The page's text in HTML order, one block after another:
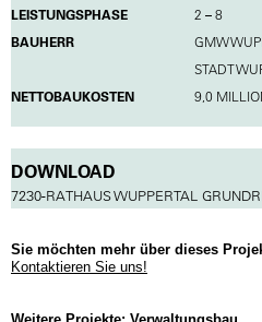
LEISTUNGSPHASE
2 – 8
BAUHERR
GMW
STADT
NETTOBAUKOSTEN
9,0
DOWNLOAD
7230-RATHAUS WUPPERTAL
Sie möchten mehr über dieses
Kontaktieren Sie uns!